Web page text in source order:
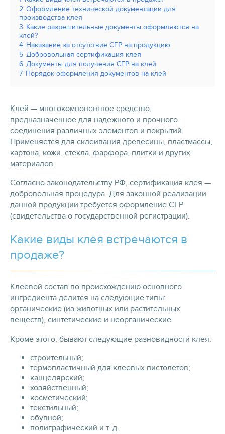
2 Оформление технической документации для
производства клея
3 Какие разрешительные документы оформляются на
клей?
4 Наказание за отсутствие СГР на продукцию
5 Добровольная сертификация клея
6 Документы для получения СГР на клей
7 Порядок оформления документов на клей
Клей — многокомпонентное средство,
предназначенное для надежного и прочного
соединения различных элементов и покрытий.
Применяется для склеивания древесины, пластмассы,
картона, кожи, стекла, фарфора, плитки и других
материалов.
Согласно законодательству РФ, сертификация клея —
добровольная процедура. Для законной реализации
данной продукции требуется оформление СГР
(свидетельства о государственной регистрации).
Какие виды клея встречаются в
продаже?
Клеевой состав по происхождению основного
ингредиента делится на следующие типы:
органические (из животных или растительных
веществ), синтетические и неорганические.
Кроме этого, бывают следующие разновидности клея:
строительный;
термопластичный для клеевых пистолетов;
канцелярский;
хозяйственный;
косметический;
текстильный;
обувной;
полиграфический и т. д.